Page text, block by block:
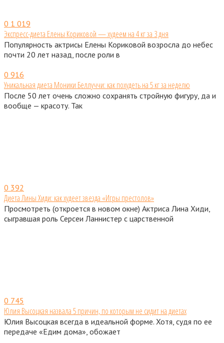
0 1 019
Экспресс-диета Елены Кориковой — худеем на 4 кг за 3 дня
Популярность актрисы Елены Кориковой возросла до небес
почти 20 лет назад, после роли в
0 916
Уникальная диета Моники Беллуччи: как похудеть на 5 кг за неделю
После 50 лет очень сложно сохранять стройную фигуру, да и
вообще — красоту. Так
0 392
Диета Лины Хиди: как худеет звезда «Игры престолов»
Просмотреть (откроется в новом окне) Актриса Лина Хиди,
сыгравшая роль Серсеи Ланнистер с царственной
0 745
Юлия Высоцкая назвала 5 причин, по которым не сидит на диетах
Юлия Высоцкая всегда в идеальной форме. Хотя, судя по ее
передаче «Едим дома», обожает